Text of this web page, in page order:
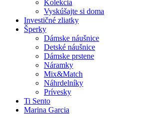
Kolekcia
Vyskúšajte si doma
Investičné zliatky
Šperky
Dámske náušnice
Detské náušnice
Dámske prstene
Náramky
Mix&Match
Náhrdelníky
Prívesky
Ti Sento
Marina Garcia